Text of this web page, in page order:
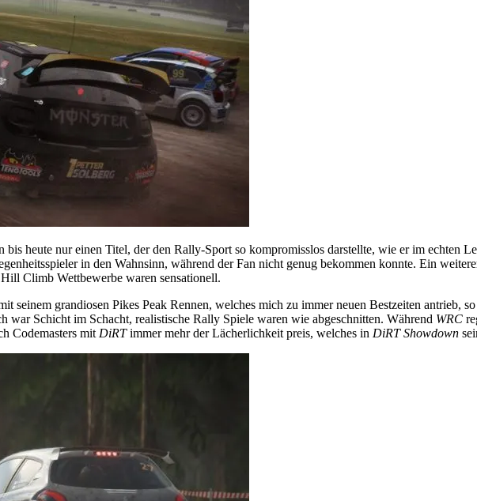
heute nur einen Titel, der den Rally-Sport so kompromisslos darstellte, wie er im echten
in den Wahnsinn, während der Fan nicht genug bekommen konnte. Ein
Climb Wettbewerbe waren sensationell.
seinem grandiosen Pikes Peak Rennen, welches mich zu immer neuen Bestzeiten antrieb,
war Schicht im Schacht, realistische Rally Spiele waren wie abgeschnitten. Während WRC
Codemasters mit DiRTimmer mehr der Lächerlichkeit preis, welches in DiRT Showdown